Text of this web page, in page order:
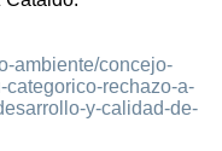
ambiente/concejo-
rechazo-a-
y-calidad-de-